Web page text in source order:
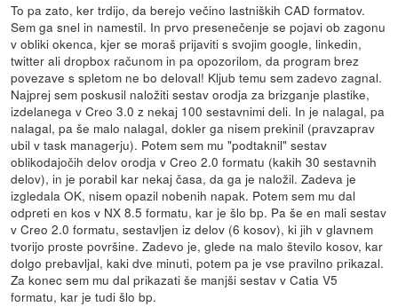
To pa zato, ker trdijo, da berejo večino lastniških CAD formatov.
Sem ga snel in namestil. In prvo presenečenje se pojavi ob zagonu
v obliki okenca, kjer se moraš prijaviti s svojim google, linkedin,
twitter ali dropbox računom in pa opozorilom, da program brez
povezave s spletom ne bo deloval! Kljub temu sem zadevo zagnal.
Najprej sem poskusil naložiti sestav orodja za brizganje plastike,
izdelanega v Creo 3.0 z nekaj 100 sestavnimi deli. In je nalagal, pa
nalagal, pa še malo nalagal, dokler ga nisem prekinil (pravzaprav
ubil v task managerju). Potem sem mu "podtaknil" sestav
oblikodajočih delov orodja v Creo 2.0 formatu (kakih 30 sestavnih
delov), in je porabil kar nekaj časa, da ga je naložil. Zadeva je
izgledala OK, nisem opazil nobenih napak. Potem sem mu dal
odpreti en kos v NX 8.5 formatu, kar je šlo bp. Pa še en mali sestav
v Creo 2.0 formatu, sestavljen iz delov (6 kosov), ki jih v glavnem
tvorijo proste površine. Zadevo je, glede na malo število kosov, kar
dolgo prebavljal, kaki dve minuti, potem pa je vse pravilno prikazal.
Za konec sem mu dal prikazati še manjši sestav v Catia V5
formatu, kar je tudi šlo bp.